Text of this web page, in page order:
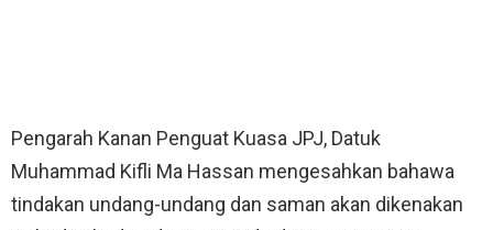
Pengarah Kanan Penguat Kuasa JPJ, Datuk
Muhammad Kifli Ma Hassan mengesahkan bahawa
tindakan undang-undang dan saman akan dikenakan